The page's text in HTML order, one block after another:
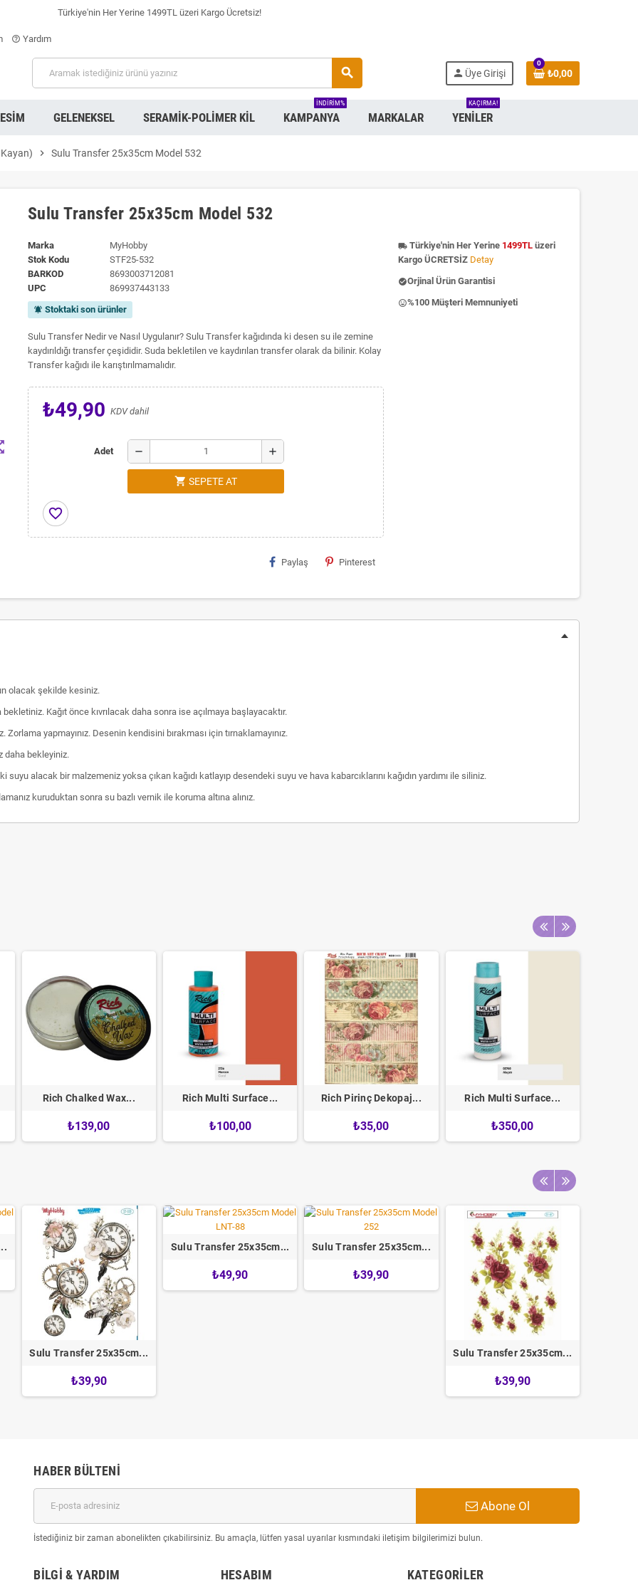
Türkiye'nin Her Yerine 1499TL üzeri Kargo Ücretsiz!
help_outline Yardım
search person Üye Girişi
0
₺0,00
GELENEKSEL SERAMIK-POLIMER KIL KAMPANYA
INDIRIM%
MARKALAR YENILER
KAÇIRMA!
chevron_right Sulu Transfer 25x35cm Model 532
Sulu Transfer 25x35cm Model 532
Marka
MyHobby
Stok Kodu
STF25-532
BARKOD
8693003712081
UPC
869937443133
notifications_active Stoktaki son ürünler
Sulu Transfer Nedir ve Nasıl Uygulanır? Sulu Transfer kağıdında ki desen su ile zemine
kaydırıldığı transfer çeşididir. Suda bekletilen ve kaydırılan transfer olarak da bilinir. Kolay
Transfer kağıdı ile karıştırılmamalıdır.
₺49,90 KDV dahil
Adet remove add
shopping_cart SEPETE AT
favorite_border
Paylaş Pinterest
local_shipping Türkiye'nin Her Yerine 1499TLüzeri
Kargo ÜCRETSİZ Detay
check_circleOrjinal Ürün Garantisi
insert_emoticon%100 Müşteri Memnuniyeti
olacak şekilde kesiniz.
Kağıt önce kıvrılacak daha sonra ise açılmaya başlayacaktır.
yapmayınız. Desenin kendisini bırakması için tırnaklamayınız.
daha bekleyiniz.
alacak bir malzemeniz yoksa çıkan kağıdı katlayıp desendeki suyu ve hava kabarcıklarını kağıdın yardımı ile siliniz.
kuruduktan sonra su bazlı vernik ile koruma altına alınız.
Rich Chalked Wax...
₺139,00
Rich Multi Surface...
₺100,00
Rich Pirinç Dekopaj...
₺35,00
Rich Multi Surface...
₺350,00
Sulu Transfer 25x35cm...
₺39,90
Sulu Transfer 25x35cm...
₺49,90
Sulu Transfer 25x35cm...
₺39,90
Sulu Transfer 25x35cm...
₺39,90
HABER BÜLTENI
Abone Ol
İstediğiniz bir zaman abonelikten çıkabilirsiniz. Bu amaçla, lütfen yasal uyarılar kısmındaki iletişim bilgilerimizi bulun.
BILGI & YARDIM HESABIM KATEGORILER